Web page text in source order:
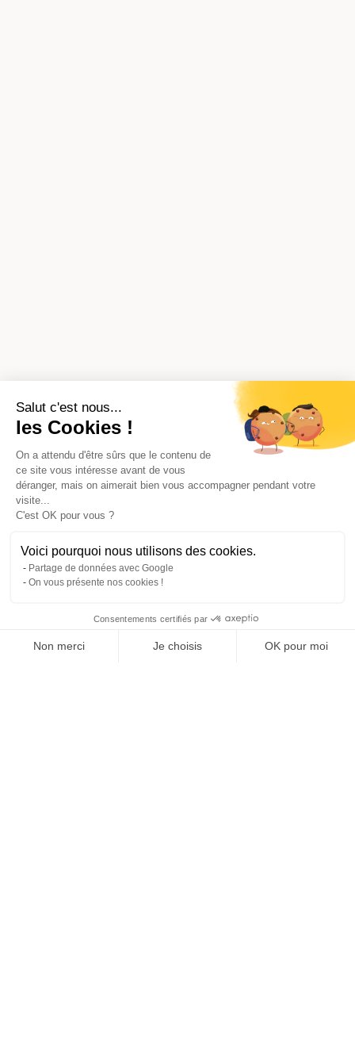
Salut c'est nous...
les Cookies !
On a attendu d'être sûrs que le contenu de
ce site vous intéresse avant de vous
déranger, mais on aimerait bien vous accompagner pendant votre
visite...
C'est OK pour vous ?
Voici pourquoi nous utilisons des cookies.
Partage de données avec Google
On vous présente nos cookies !
Consentements certifiés par
Non merci Je choisis OK pour moi